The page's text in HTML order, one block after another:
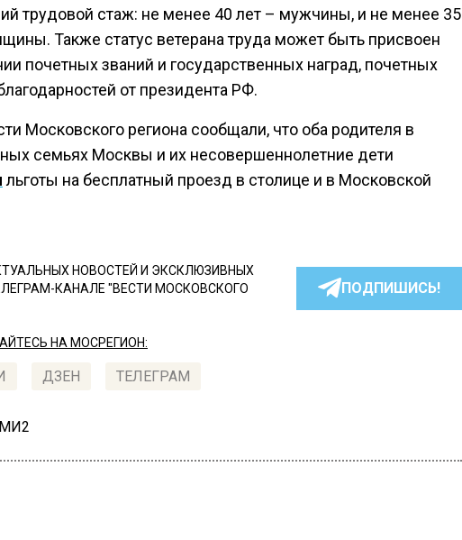
трудовой стаж: не менее 40 лет – мужчины, и не менее 35
Также статус ветерана труда может быть присвоен
почетных званий и государственных наград, почетных
от президента РФ.
Московского региона сообщали, что оба родителя в
семьях Москвы и их несовершеннолетние дети
льготы на бесплатный проезд в столице и в Московской
НОВОСТЕЙ И ЭКСКЛЮЗИВНЫХ
КАНАЛЕ "ВЕСТИ МОСКОВСКОГО
ПОДПИШИСЬ!
НА МОСРЕГИОН:
ДЗЕН ТЕЛЕГРАМ